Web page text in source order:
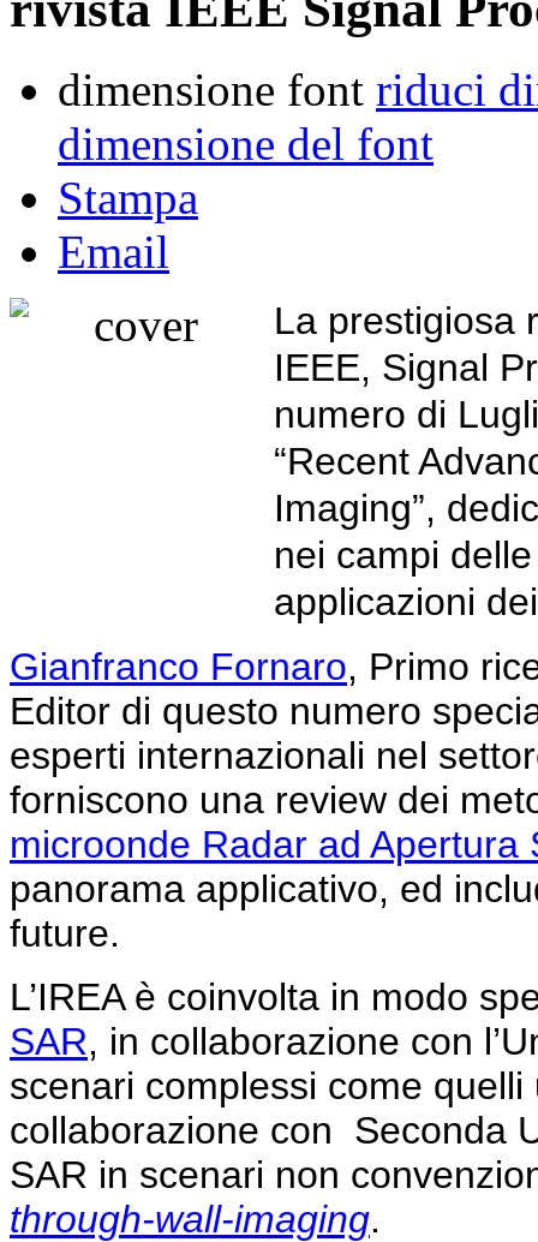
dimensione font riduci
dimensione del font
Stampa
Email
La prestigiosa
IEEE, Signal
numero di
“Recent
Imaging”,
nei campi
applicazioni
Gianfranco Fornaro, Primo
Editor di questo numero
esperti internazionali nel
forniscono una review dei
microonde Radar ad Apertura
panorama applicativo, ed
future.
L’IREA è coinvolta in modo
SAR, in collaborazione con
scenari complessi come
collaborazione con Seconda
SAR in scenari non
through-wall-imaging.